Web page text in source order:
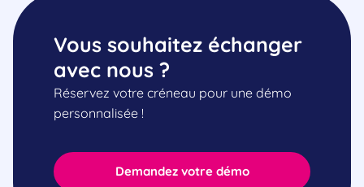
Demandez votre démo
Vous souhaitez échanger
avec nous ?
Réservez votre créneau pour une démo
personnalisée !